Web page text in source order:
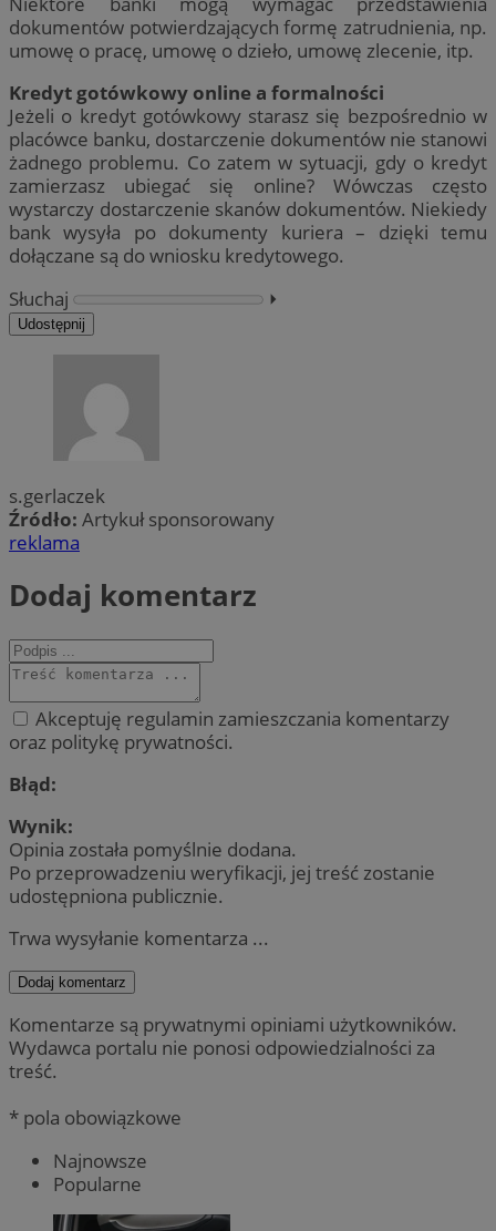
dokumentów potwierdzających formę zatrudnienia, np.
umowę o pracę, umowę o dzieło, umowę zlecenie, itp.
Kredyt gotówkowy online a formalności
Jeżeli o kredyt gotówkowy starasz się bezpośrednio w
placówce banku, dostarczenie dokumentów nie stanowi
żadnego problemu. Co zatem w sytuacji, gdy o kredyt
zamierzasz ubiegać się online? Wówczas często
wystarczy dostarczenie skanów dokumentów. Niekiedy
bank wysyła po dokumenty kuriera – dzięki temu
dołączane są do wniosku kredytowego.
Słuchaj
⏵︎
Udostępnij
s.gerlaczek
Źródło: Artykuł sponsorowany
reklama
Dodaj komentarz
Akceptuję regulamin zamieszczania komentarzy
oraz politykę prywatności.
Błąd:
Wynik:
Opinia została pomyślnie dodana.
Po przeprowadzeniu weryfikacji, jej treść zostanie
udostępniona publicznie.
Trwa wysyłanie komentarza ...
Dodaj komentarz
Komentarze są prywatnymi opiniami użytkowników.
Wydawca portalu nie ponosi odpowiedzialności za
treść.
* pola obowiązkowe
Najnowsze
Popularne